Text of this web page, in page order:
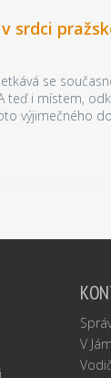
srdci
se
i místem,
výjimečného
V